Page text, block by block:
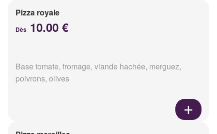
Pizza royale
Dès 10.00 €
Base tomate, fromage, viande hachée, merguez,
poivrons, olives